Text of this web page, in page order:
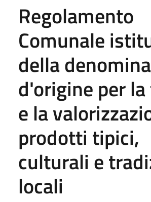
Regolamento
Comunale
della
d'origine per
e la
prodotti tipici,
culturali e
locali